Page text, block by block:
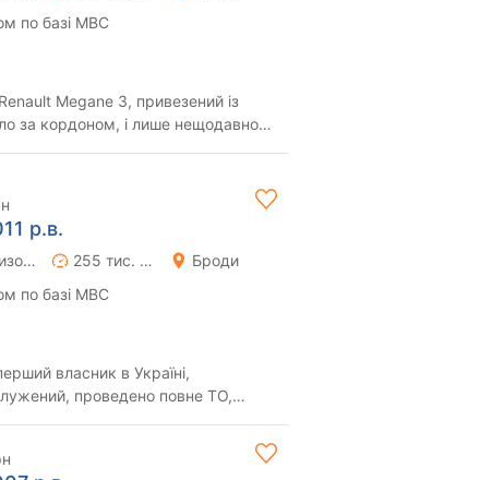
по базі МВС
Megane 3, привезений із
за кордоном, і лише нещодавно
р.в.
Роботизована 255 тис. км
Броди
по базі МВС
власник в Україні,
проведено повне ТО,